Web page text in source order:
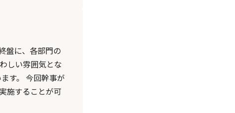
盤に、各部門の
しい雰囲気とな
す。 今回幹事が
施することが可